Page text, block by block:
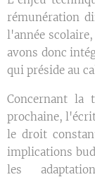
rémunération
l'année
avons donc
qui préside au
Concernant la
prochaine,
le droit
implications
les